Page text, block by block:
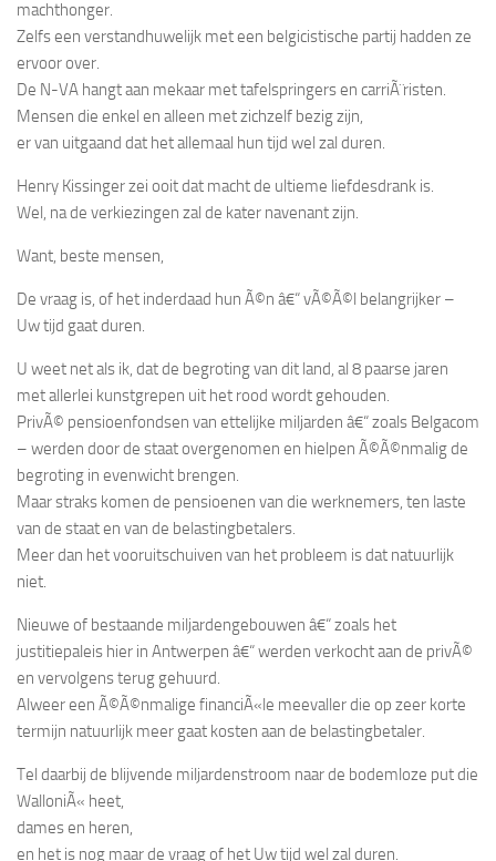
machthonger.
Zelfs een verstandhuwelijk met een belgicistische partij hadden ze
ervoor over.
De N-VA hangt aan mekaar met tafelspringers en carriÃ¨risten.
Mensen die enkel en alleen met zichzelf bezig zijn,
er van uitgaand dat het allemaal hun tijd wel zal duren.
Henry Kissinger zei ooit dat macht de ultieme liefdesdrank is.
Wel, na de verkiezingen zal de kater navenant zijn.
Want, beste mensen,
De vraag is, of het inderdaad hun Ã©n â€“ vÃ©Ã©l belangrijker –
Uw tijd gaat duren.
U weet net als ik, dat de begroting van dit land, al 8 paarse jaren
met allerlei kunstgrepen uit het rood wordt gehouden.
PrivÃ© pensioenfondsen van ettelijke miljarden â€“ zoals Belgacom
– werden door de staat overgenomen en hielpen Ã©Ã©nmalig de
begroting in evenwicht brengen.
Maar straks komen de pensioenen van die werknemers, ten laste
van de staat en van de belastingbetalers.
Meer dan het vooruitschuiven van het probleem is dat natuurlijk
niet.
Nieuwe of bestaande miljardengebouwen â€“ zoals het
justitiepaleis hier in Antwerpen â€“ werden verkocht aan de privÃ©
en vervolgens terug gehuurd.
Alweer een Ã©Ã©nmalige financiÃ«le meevaller die op zeer korte
termijn natuurlijk meer gaat kosten aan de belastingbetaler.
Tel daarbij de blijvende miljardenstroom naar de bodemloze put die
WalloniÃ« heet,
dames en heren,
en het is nog maar de vraag of het Uw tijd wel zal duren.